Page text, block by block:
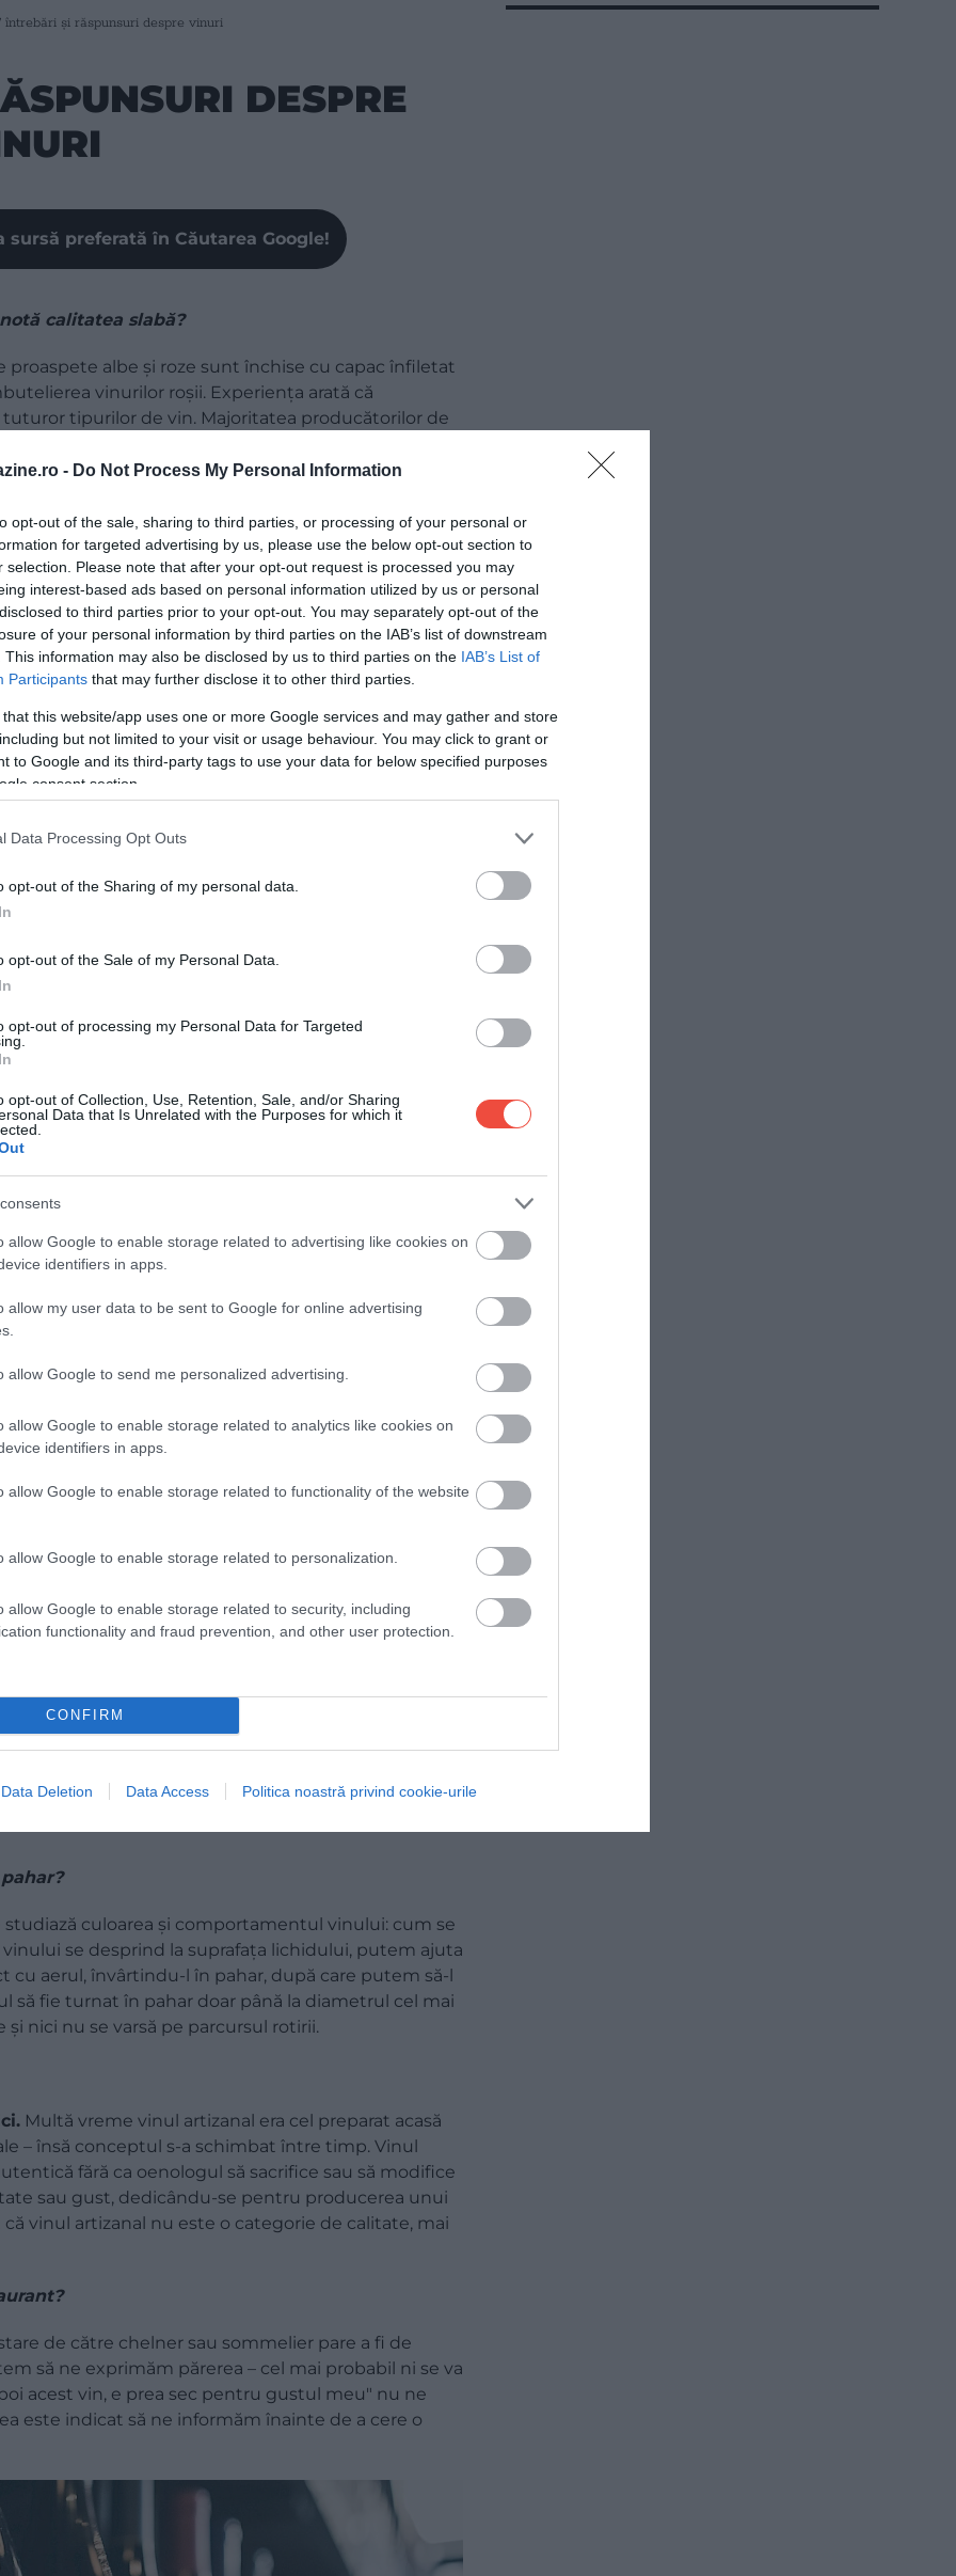
- Do Not Process My Personal Information
opt-out of the sale, sharing to third parties, or processing of your personal or
for targeted advertising by us, please use the below opt-out section to
selection. Please note that after your opt-out request is processed you may
interest-based ads based on personal information utilized by us or personal
to third parties prior to your opt-out. You may separately opt-out of the
of your personal information by third parties on the IAB’s list of downstream
This information may also be disclosed by us to third parties on the IAB’s List of
Participants that may further disclose it to other third parties.
that this website/app uses one or more Google services and may gather and store
but not limited to your visit or usage behaviour. You may click to grant or
to Google and its third-party tags to use your data for below specified purposes
consent section.
Data Processing Opt Outs
opt-out of the Sharing of my personal data.
opt-out of the Sale of my Personal Data.
opt-out of processing my Personal Data for Targeted
opt-out of Collection, Use, Retention, Sale, and/or Sharing
Data that Is Unrelated with the Purposes for which it
allow Google to enable storage related to advertising like cookies on
identifiers in apps.
allow my user data to be sent to Google for online advertising
allow Google to send me personalized advertising.
allow Google to enable storage related to analytics like cookies on
identifiers in apps.
allow Google to enable storage related to functionality of the website
allow Google to enable storage related to personalization.
allow Google to enable storage related to security, including
functionality and fraud prevention, and other user protection.
CONFIRM
Data Deletion Data Access Politica noastră privind cookie-urile
întrebări şi răspunsuri despre vinuri
DESPRE
sursă preferată în Căutarea Google!
calitatea slabă?
proaspete albe şi roze sunt închise cu capac înfiletat
vinurilor roşii. Experienţa arată că
tipurilor de vin. Majoritatea producătorilor de
înfiletat, la ambalajul vinurilor nobile sau al
plută – mai scump.
Într-adevăr, vinul este unul dintre puţinele
cu toate astea, 10% din vinurile roşii şi 5% din
şi devin mai bune după 5 ani decât în anul de
destinate înmagazinării, deci vinurile roşii,
de vârf timp de 8-10 ani, precum şi vinurile
preparate prin tehnologie reductivă – în
de 1-2 ani, deci să încercăm să le consumăm cât
de lei?
al produselor de calitate.
lei, în cazul vinurilor roşii prețurile încep la 30-40
tentante, însă în cazul acestora trebuie să fim
Există vinuri roşii franţuzeşti excelente în jurul
la cramele autohtone la preţul de pornire de circa
își va pierde din efect, acest lucru fiind influenţat
iar pentru vinul alb pahare mai mici. Vinurile roşii
pe când paharul de Bordeaux sau Burgund
sau Blaufrankisch. Paharele pentru vinurile de
dar sunt ceva mai mici şi cu bolul mai mic.
culoarea şi comportamentul vinului: cum se
se desprind la suprafaţa lichidului, putem ajuta
cu aerul, învârtindu-l în pahar, după care putem să-l
să fie turnat în pahar doar până la diametrul cel mai
nici nu se varsă pe parcursul rotirii.
Multă vreme vinul artizanal era cel preparat acasă
– însă conceptul s-a schimbat între timp. Vinul
fără ca oenologul să sacrifice sau să modifice
sau gust, dedicându-se pentru producerea unui
vinul artizanal nu este o categorie de calitate, mai
de către chelner sau sommelier pare a fi de
să ne exprimăm părerea – cel mai probabil ni se va
acest vin, e prea sec pentru gustul meu" nu ne
este indicat să ne informăm înainte de a cere o